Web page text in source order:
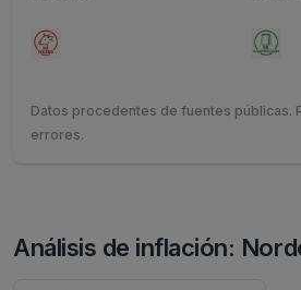
Datos procedentes de fuentes públicas.
errores.
Análisis de inflación: